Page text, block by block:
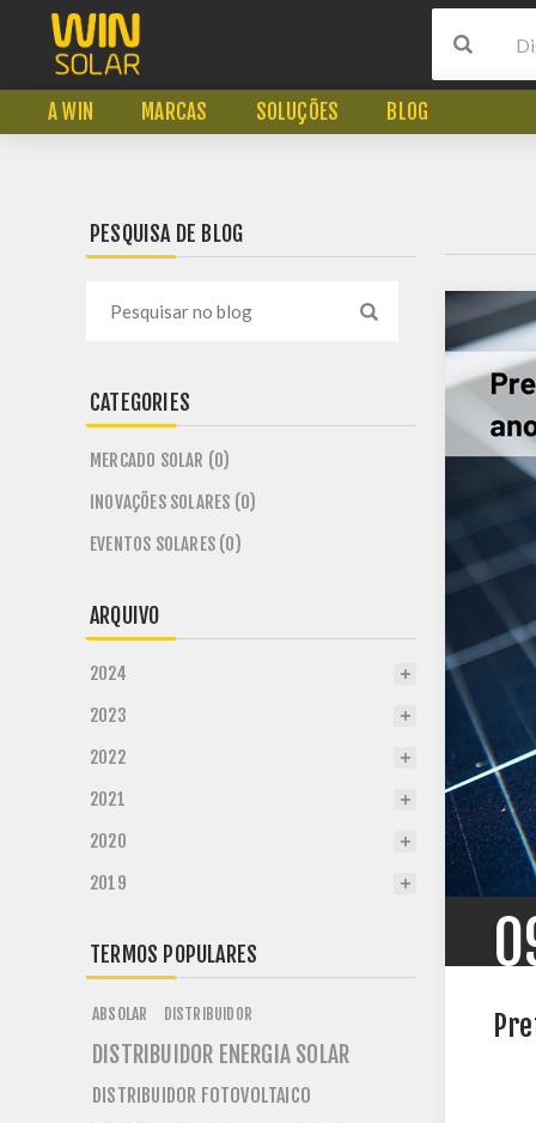
A WIN MARCAS SOLUÇÕES BLOG
PESQUISA DE BLOG
CATEGORIES
MERCADO SOLAR (0)
INOVAÇÕES SOLARES (0)
EVENTOS SOLARES (0)
ARQUIVO
2024
2023
2022
2021
2020
2019
TERMOS POPULARES
ABSOLAR DISTRIBUIDOR
DISTRIBUIDOR ENERGIA SOLAR
DISTRIBUIDOR FOTOVOLTAICO